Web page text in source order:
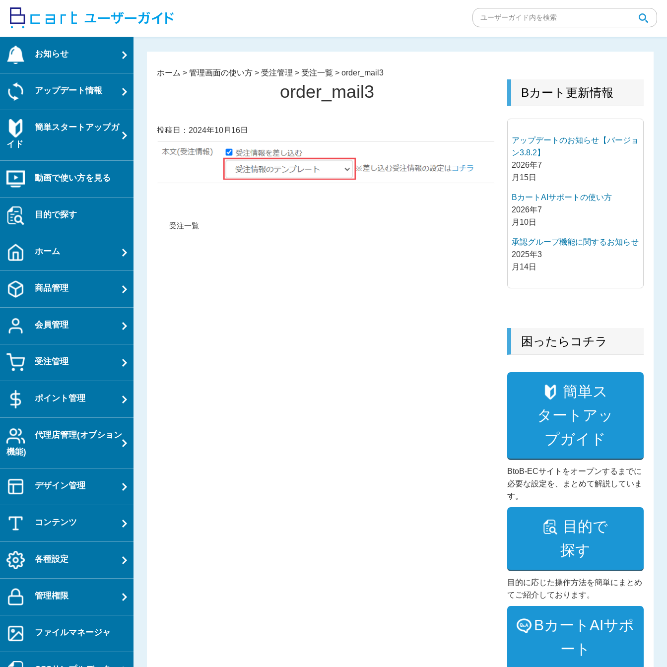
ッ
お知らせ
アップデート情報
簡単スタートアップガ
イド
動画で使い方を見る
目的で探す
ホーム
商品管理
会員管理
受注管理
ポイント管理
代理店管理(オプション
機能)
デザイン管理
コンテンツ
各種設定
管理権限
ファイルマネージャ
ホーム >管理画面の使い方 > 受注管理 > 受注一覧 >order_mail3
order_mail3
投稿日：2024年10月16日
過
受注一覧
Bカート更新情報
アップデートのお知らせ【バージョ
ン3.8.2】
2026年7
月15日
BカートAIサポートの使い方
2026年7
月10日
承認グループ機能に関するお知らせ
2025年3
月14日
困ったらコチラ
簡単ス
タートアッ
プガイド
BtoB-ECサイトをオープンするまでに
必要な設定を、まとめて解説していま
す。
目的で
探す
目的に応じた操作方法を簡単にまとめ
てご紹介しております。
BカートAIサポ
ート